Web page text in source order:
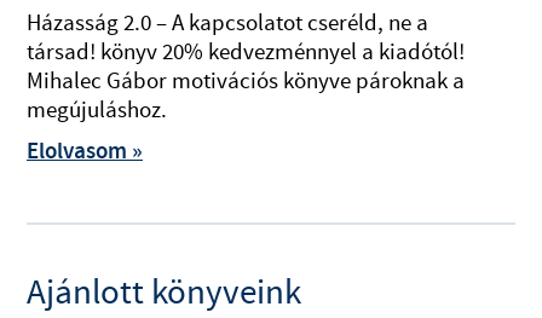
Házasság 2.0 – A kapcsolatot cseréld, ne a
társad! könyv 20% kedvezménnyel a kiadótól!
Mihalec Gábor motivációs könyve pároknak a
megújuláshoz.
Elolvasom »
Ajánlott könyveink